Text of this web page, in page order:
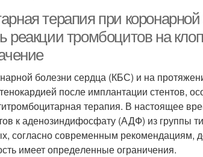
терапия при
реакции тромбоцитов на
болезни сердца (КБС) и на
после имплантации стентов,
терапия. В настоящее
к аденозиндифосфату (АДФ) из группы
согласно современным рекомендациям,
имеет опреде­ленные ограничения.